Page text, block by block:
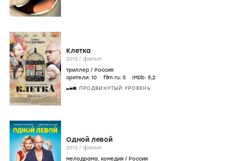
Клетка
2015 / фильм
триллер / Россия
зрители: 10 film.ru: 5 IMDb: 5,2
ПРОДВИНУТЫЙ УРОВЕНЬ
Одной левой
2015 / фильм
мелодрама, комедия / Россия